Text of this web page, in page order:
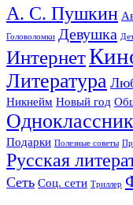
А. С. Пушкин
Головоломки Девушка
Интернет
Литература
Никнейм Новый год
Подарки Полезные советы
Русская
Сеть Соц. сети Триллер